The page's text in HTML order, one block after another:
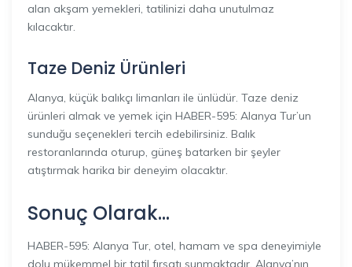
alan akşam yemekleri, tatilinizi daha unutulmaz
kılacaktır.
Taze Deniz Ürünleri
Alanya, küçük balıkçı limanları ile ünlüdür. Taze deniz
ürünleri almak ve yemek için HABER-595: Alanya Tur’un
sunduğu seçenekleri tercih edebilirsiniz. Balık
restoranlarında oturup, güneş batarken bir şeyler
atıştırmak harika bir deneyim olacaktır.
Sonuç Olarak…
HABER-595: Alanya Tur, otel, hamam ve spa deneyimiyle
dolu mükemmel bir tatil fırsatı sunmaktadır. Alanya’nın